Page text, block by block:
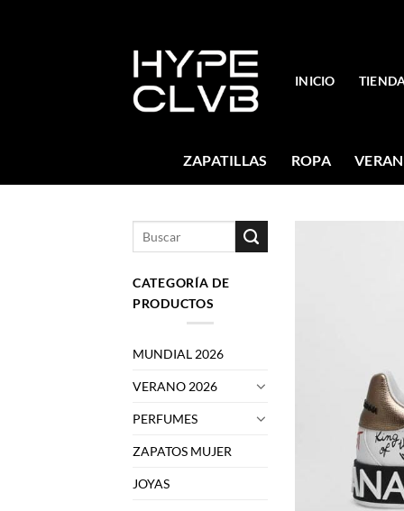
INICIO
ZAPATILLAS ROPA
CATEGORÍA DE
PRODUCTOS
MUNDIAL 2026
VERANO 2026
PERFUMES
ZAPATOS MUJER
JOYAS